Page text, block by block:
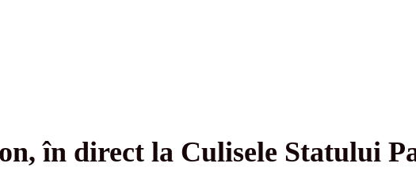
în direct la Culisele Statului